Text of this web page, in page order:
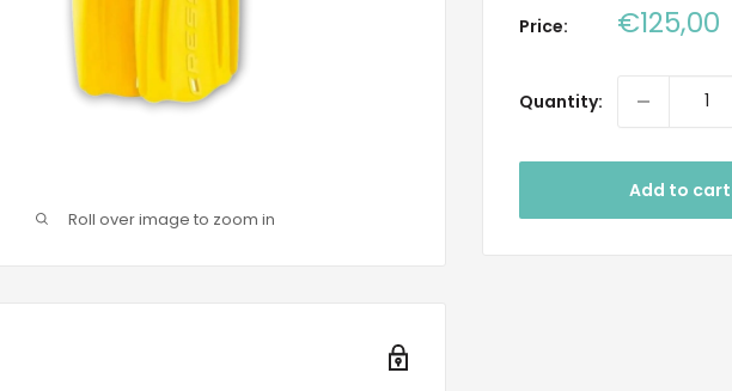
Roll over image to zoom in
Price: Sale
price
€125,00
Quantity:
Add to cart